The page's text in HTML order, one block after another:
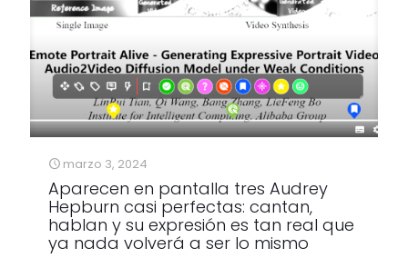
marzo 3, 2024
Aparecen en pantalla tres Audrey
Hepburn casi perfectas: cantan,
hablan y su expresión es tan real que
ya nada volverá a ser lo mismo